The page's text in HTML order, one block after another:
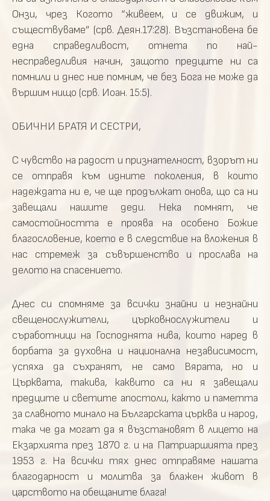
Онзи, чрез Когото “живеем, и се движим, и
съществуваме” (срв. Деян.17:28). Възстановена бе
една справедливост, отнета по най-
несправедливия начин, защото предците ни са
помнили и днес ние помним, че без Бога не може да
вършим нищо (срв. Иоан. 15:5).
ОБИЧНИ БРАТЯ И СЕСТРИ,
С чувство на радост и признателност, взорът ни
се отправя към идните поколения, в които
надеждата ни е, че ще продължат онова, що са ни
завещали нашите деди. Нека помнят, че
самостойността е проява на особено Божие
благословение, което е в следствие на вложения в
нас стремеж за съвършенство и прослава на
делото на спасението.
Днес си спомняме за всички знайни и незнайни
свещенослужители, църковнослужители и
съработници на Господнята нива, които наред в
борбата за духовна и национална независимост,
успяха да съхранят, не само Вярата, но и
Църквата, такива, каквито са ни я завещали
предците и светите апостоли, както и паметта
за славното минало на Българската църква и народ,
така че да могат да я възстановят в лицето на
Екзархията през 1870 г. и на Патриаршията през
1953 г. На всички тях днес отправяме нашата
благодарност и молитва за блажен живот в
царството на обещаните блага!